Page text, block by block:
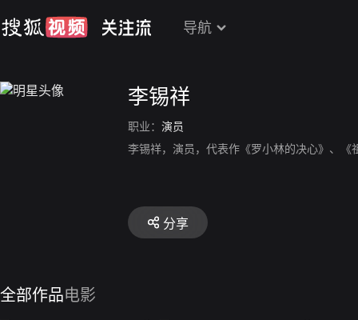
导航
李锡祥
职业： 演员
李锡祥，演员，代表作《罗小林的决心》、《
分享
全部作品电影